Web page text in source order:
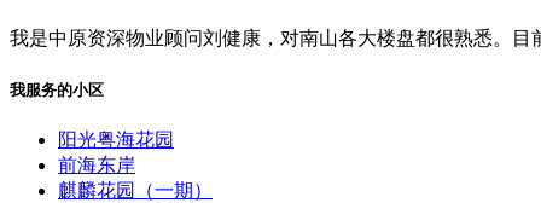
我是中原资深物业顾问刘健康，对南山各大楼盘都很熟悉。
我服务的小区
阳光粤海花园
前海东岸
麒麟花园（一期）